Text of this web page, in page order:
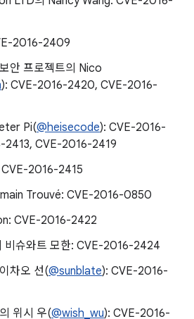
2016-2409
안 프로젝트의 Nico
): CVE-2016-2420, CVE-2016-
Pi(@heisecode): CVE-2016-
2413, CVE-2016-2419
2016-2415
Trouvé: CVE-2016-0850
CVE-2016-2422
비슈와트 모한: CVE-2016-2424
차오 선(@sunblate): CVE-2016-
위시 우(@wish_wu): CVE-2016-